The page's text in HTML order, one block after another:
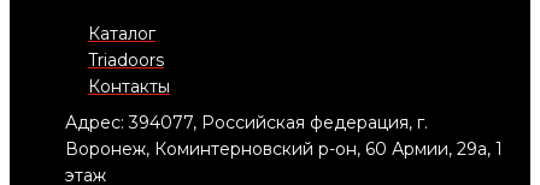
Каталог
Triadoors
Контакты
Адрес: 394077, Российская федерация, г.
Воронеж, Коминтерновский р-он, 60 Армии, 29а, 1
этаж